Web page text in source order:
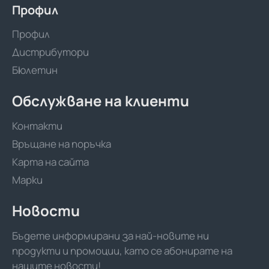
Профил
Профил
Дистрибутори
Бюлетин
Обслужване на клиенти
Контакти
Връщане на поръчка
Карта на сайта
Марки
Новости
Бъдете информирани за най-новите ни
продукти и промоции, като се абонирате на
нашите новости!